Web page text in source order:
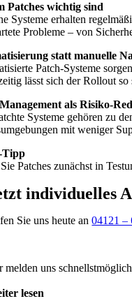
Patches wichtig sind
Systeme erhalten
Probleme – von
statt manuelle
Patch-Systeme
lässt sich der Rollout so
als Risiko-
Systeme gehören zu
mit weniger
Tipp
Patches zunächst in
individuelles
Sie uns heute an04121 –
melden uns
lesen